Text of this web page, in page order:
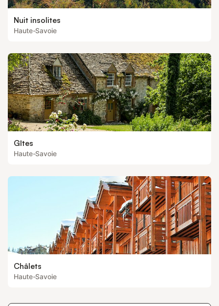
Nuit insolites
Haute-Savoie
Gîtes
Haute-Savoie
Châlets
Haute-Savoie